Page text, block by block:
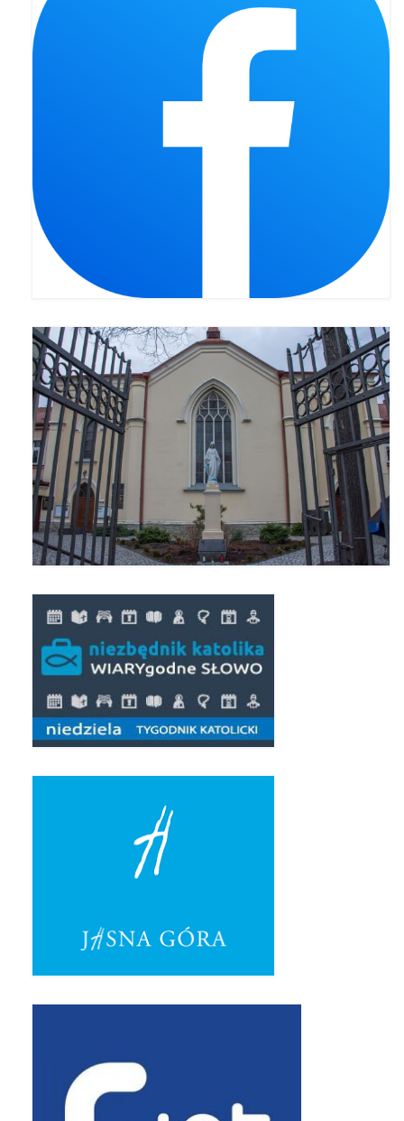
Bierzmowanie 24.10.2022r.
Pierwsza Komunia Św. – Gr 1
Odpust 2021
Kościół Stacyjny Wielkiego Postu 2021
Pierwsza Komunia Święta
Pierwsza Komunia Święta – Grupa 1
Pierwsza Komunia Święta – Grupa 2
Pierwsza Komunia Święta – Grupa 3
Boże Ciało
Galerie 2020
Uroczystość Św. Jakuba Apostoła 2020
Boże Ciało 2020
GODZINA ŚWIĘTA W ŚWIĘTO
MIŁOSIERDZIA BOŻEGO
Pasterka 2019
Triduum St. Kostka 2019
Uroczystość Św. Jakuba Ap 2019
Wigilia Paschalna 2019